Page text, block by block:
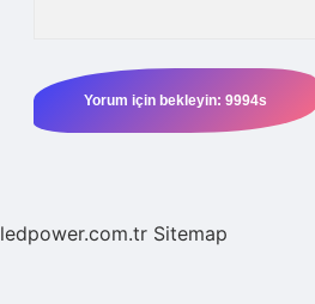
ledpower.com.tr Sitemap